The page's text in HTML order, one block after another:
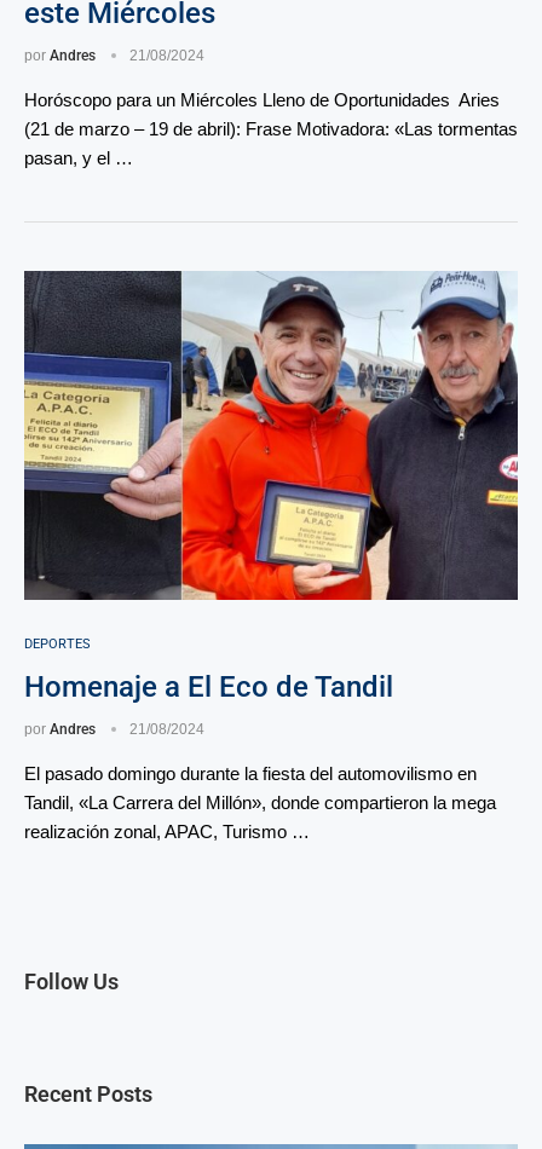
este Miércoles
por Andres 21/08/2024
Horóscopo para un Miércoles Lleno de Oportunidades Aries
(21 de marzo – 19 de abril): Frase Motivadora: «Las tormentas
pasan, y el …
DEPORTES
Homenaje a El Eco de Tandil
por Andres 21/08/2024
El pasado domingo durante la fiesta del automovilismo en
Tandil, «La Carrera del Millón», donde compartieron la mega
realización zonal, APAC, Turismo …
Follow Us
Recent Posts